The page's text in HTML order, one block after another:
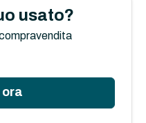
usato?